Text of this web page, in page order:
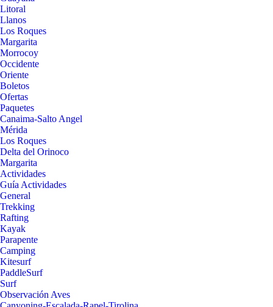
Litoral
Llanos
Los Roques
Margarita
Morrocoy
Occidente
Oriente
Boletos
Ofertas
Paquetes
Canaima-Salto Angel
Mérida
Los Roques
Delta del Orinoco
Margarita
Actividades
Guía Actividades
General
Trekking
Rafting
Kayak
Parapente
Camping
Kitesurf
PaddleSurf
Surf
Observación Aves